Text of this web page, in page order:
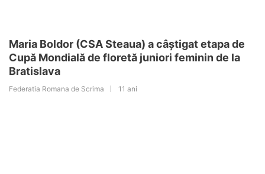
Maria Boldor (CSA Steaua) a câștigat etapa de
Cupă Mondială de floretă juniori feminin de la
Bratislava
Federatia Romana de Scrima 11 ani